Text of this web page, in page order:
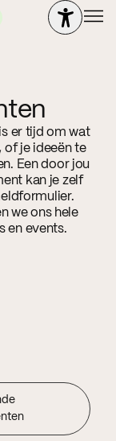
er tijd om wat
of je ideeën te
Een door jou
kan je zelf
we ons hele
en events.